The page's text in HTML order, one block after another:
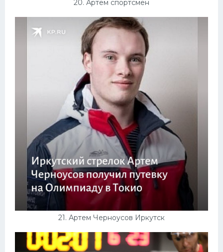
20. Артем спортсмен
21. Артем Черноусов Иркутск